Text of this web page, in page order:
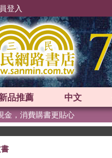
登入
品推薦 中文
金，消費購書更貼心